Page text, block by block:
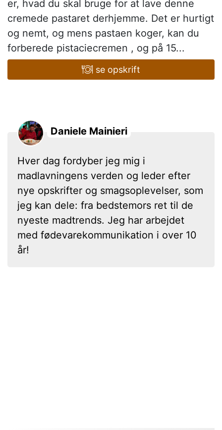
er, hvad du skal bruge for at lave denne
cremede pastaret derhjemme. Det er hurtigt
og nemt, og mens pastaen koger, kan du
forberede pistaciecremen , og på 15...
se opskrift
Daniele Mainieri
Hver dag fordyber jeg mig i
madlavningens verden og leder efter
nye opskrifter og smagsoplevelser, som
jeg kan dele: fra bedstemors ret til de
nyeste madtrends. Jeg har arbejdet
med fødevarekommunikation i over 10
år!